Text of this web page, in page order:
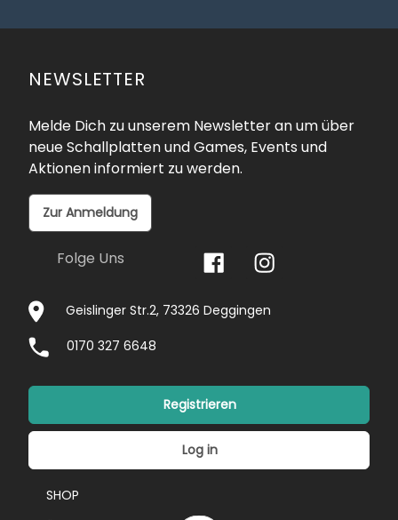
NEWSLETTER
Melde Dich zu unserem Newsletter an um über
neue Schallplatten und Games, Events und
Aktionen informiert zu werden.
Zur Anmeldung
Folge Uns
Geislinger Str.2, 73326 Deggingen
0170 327 6648
Registrieren
Log in
SHOP